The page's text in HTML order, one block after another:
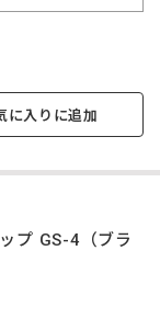
に入りに追加
プ GS-4（ブラ